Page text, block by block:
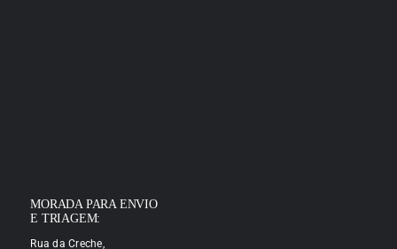
MORADA PARA ENVIO
E TRIAGEM:
Rua da Creche,